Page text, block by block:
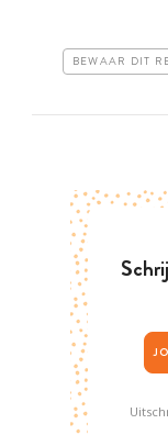
BEWAAR DIT